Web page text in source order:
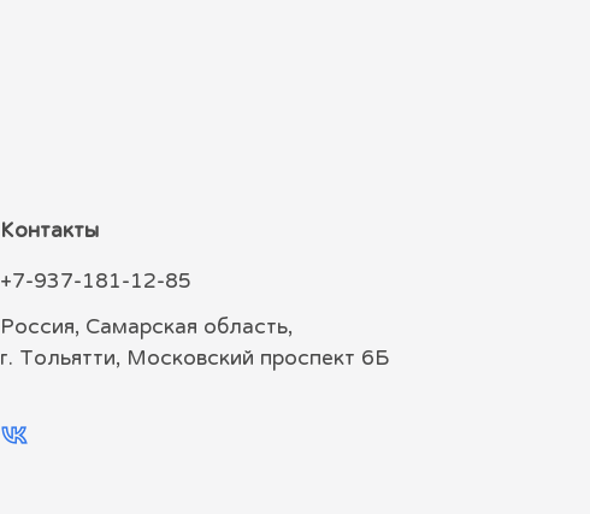
Контакты
+7-937-181-12-85
Россия, Самарская область,
г. Тольятти, Московский проспект 6Б